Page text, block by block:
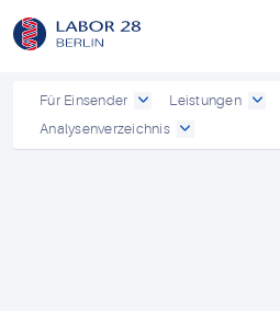
Für Einsender
Leistungen
Analysenverzeichnis